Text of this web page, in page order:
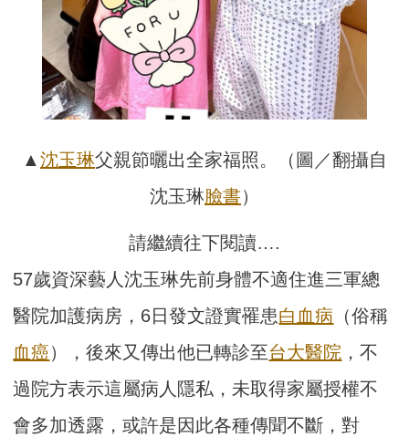
▲沈玉琳父親節曬出全家福照。（圖／翻攝自
沈玉琳臉書）
請繼續往下閱讀….
57歲資深藝人沈玉琳先前身體不適住進三軍總
醫院加護病房，6日發文證實罹患白血病 （俗稱
血癌），後來又傳出他已轉診至台大醫院 ，不
過院方表示這屬病人隱私，未取得家屬授權不
會多加透露，或許是因此各種傳聞不斷，對